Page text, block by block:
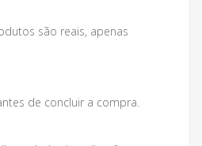
são reais, apenas
de concluir a compra.